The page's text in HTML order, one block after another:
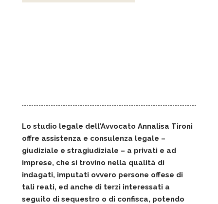
Lo studio legale dell’Avvocato Annalisa Tironi
offre assistenza e consulenza legale –
giudiziale e stragiudiziale – a privati e ad
imprese, che si trovino nella qualità di
indagati, imputati ovvero persone offese di
tali reati, ed anche di terzi interessati a
seguito di sequestro o di confisca, potendo